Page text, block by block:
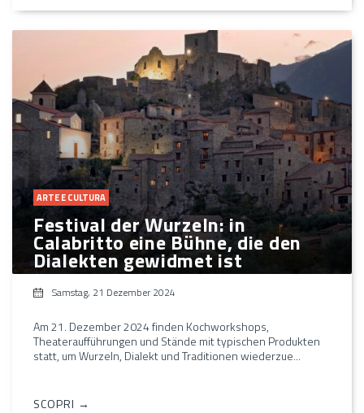
ARTE E CULTURA
Festival der Wurzeln: in
Calabritto eine Bühne, die den
Dialekten gewidmet ist
Samstag, 21 Dezember 2024
Am 21. Dezember 2024 finden Kochworkshops,
Theateraufführungen und Stände mit typischen Produkten
statt, um Wurzeln, Dialekt und Traditionen wiederzue...
SCOPRI →